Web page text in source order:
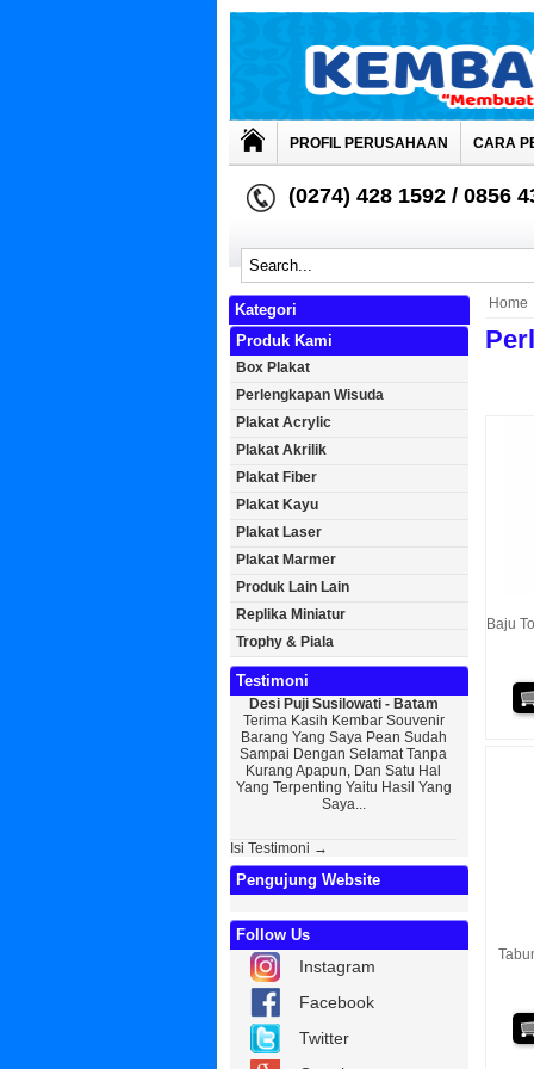
PROFIL PERUSAHAAN CARA
(0274) 428 1592 / 0856
Home
Baju
Kategori
Produk Kami
Box Plakat
Perlengkapan Wisuda
Plakat Acrylic
Plakat Akrilik
Plakat Fiber
Plakat Kayu
Plakat Laser
Plakat Marmer
Produk Lain Lain
Replika Miniatur
Trophy & Piala
Testimoni
Desi Puji Susilowati - Batam
Terima Kasih Kembar Souvenir
Barang Yang Saya Pean Sudah
Sampai Dengan Selamat Tanpa
Kurang Apapun, Dan Satu Hal
Yang Terpenting Yaitu Hasil Yang
Saya...
Bayu
Sedikit
Isi Testimoni →
Pengujung Website
Follow Us
Instagram
Facebook
Twitter